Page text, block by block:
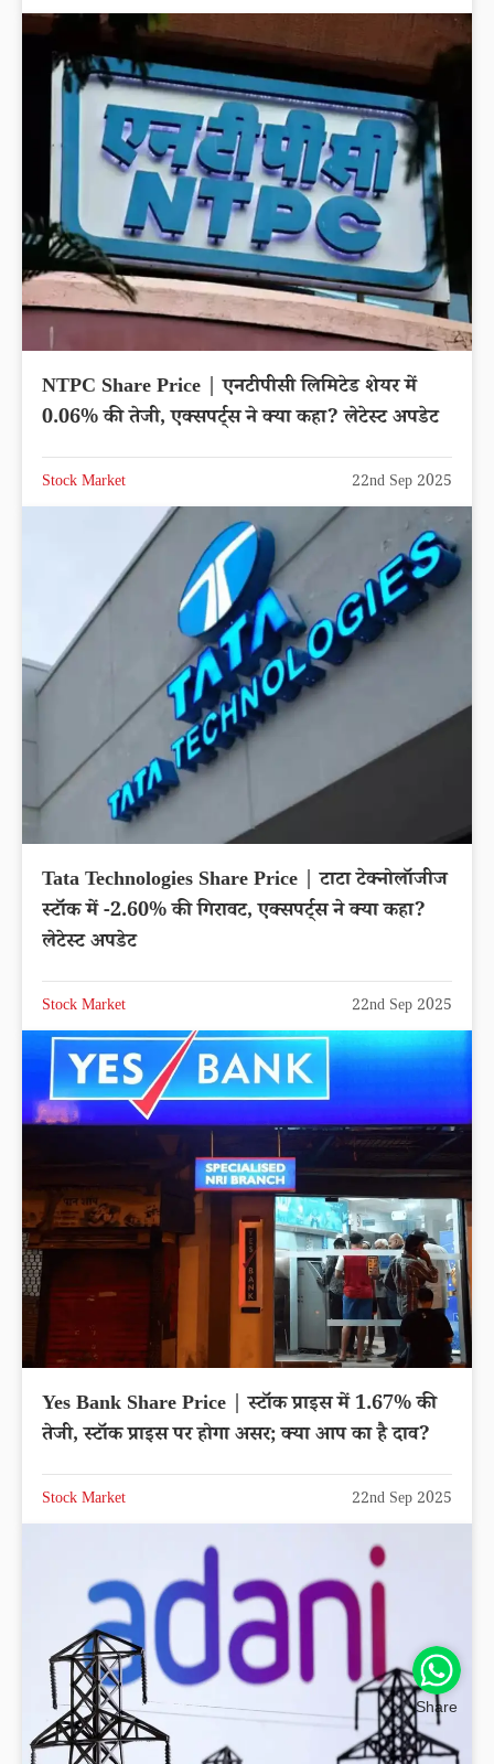
NTPC Share Price | एनटीपीसी लिमिटेड शेयर में
0.06% की तेजी, एक्सपर्ट्स ने क्या कहा? लेटेस्ट अपडेट
Stock Market 22nd Sep 2025
Tata Technologies Share Price | टाटा टेक्नोलॉजीज
स्टॉक में -2.60% की गिरावट, एक्सपर्ट्स ने क्या कहा?
लेटेस्ट अपडेट
Stock Market 22nd Sep 2025
Yes Bank Share Price | स्टॉक प्राइस में 1.67% की
तेजी, स्टॉक प्राइस पर होगा असर; क्या आप का है दाव?
Stock Market 22nd Sep 2025
Share